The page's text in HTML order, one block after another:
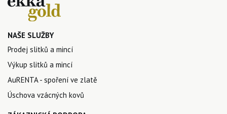
NAŠE SLUŽBY
Prodej slitků a mincí
Výkup slitků a mincí
AuRENTA - spoření ve zlatě
Úschova vzácných kovů